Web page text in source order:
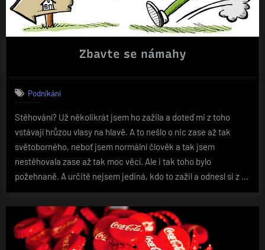
Zbavte se námahy
Podnikání
Stěhování? Už několikrát jsem ho zažila a doteď mi z toho
vstávají hrůzou vlasy na hlavě. A to nešlo o nic zase až tak
světoborného, neboť jsem normální člověk a tak jsem
nestěhovala zase až tak moc věcí. Ale i tak toho bylo
požehnaně. A určitě nejsem jediná, kdo to zažil a odnesl si z …